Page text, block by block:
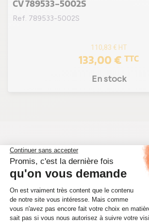
CV 789533-5002S
Ref. 789533-5002S
110,83 € HT
133,00 € TTC
En stock
Qu'est ce que Kit chra
CHEVROLET Cruze
LeKit chra CHEVROLET Cruzeest
essentielle du turbocompresseur de
véhicule. Il comprend le cœur du